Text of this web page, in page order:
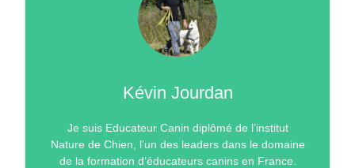
Kévin Jourdan
Je suis Educateur Canin diplômé de l’institut
Nature de Chien, l’un des leaders dans le domaine
de la formation d’éducateurs canins en France.